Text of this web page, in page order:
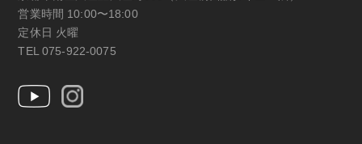
営業時間 10:00〜18:00
定休日 火曜
TEL 075-922-0075